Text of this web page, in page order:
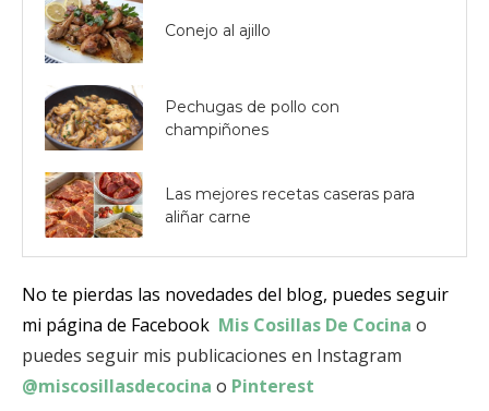
Conejo al ajillo
Pechugas de pollo con
champiñones
Las mejores recetas caseras para
aliñar carne
No te pierdas las novedades del blog, puedes seguir
mi página de Facebook Mis Cosillas De Cocina o
puedes seguir mis publicaciones en Instagram
@miscosillasdecocina o Pinterest